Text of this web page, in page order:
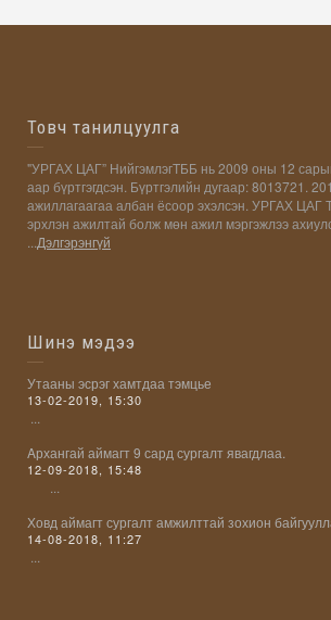
Товч танилцуулга
"УРГАХ ЦАГ” НийгэмлэгТББ нь 2009 оны 12
аар бүртгэгдсэн. Бүртгэлийн дугаар: 8013721.
ажиллагаагаа албан ёсоор эхэлсэн. УРГАХ ЦАГ
эрхлэн ажилтай болж мөн ажил мэргэжлээ
...Дэлгэрэнгүй
Шинэ мэдээ
Утааны эсрэг хамтдаа тэмцье
13-02-2019, 15:30
...
Aрхангай аймагт 9 сард сургалт явагдлаа.
12-09-2018, 15:48
...
Ховд аймагт сургалт амжилттай зохион
14-08-2018, 11:27
...